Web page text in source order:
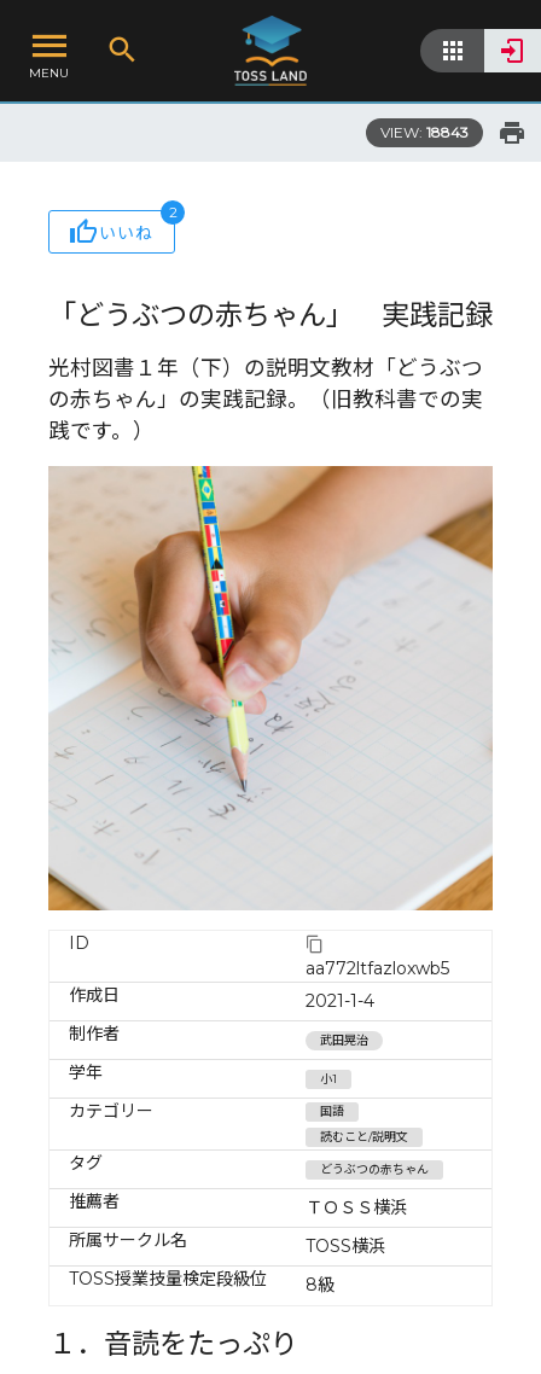
MENU
VIEW: 18843
いいね
2
「どうぶつの赤ちゃん」 実践記録
光村図書１年（下）の説明文教材「どうぶつ
の赤ちゃん」の実践記録。（旧教科書での実
践です。）
ID
aa772ltfazloxwb5
作成日
2021-1-4
制作者
武田晃治
学年 小1
カテゴリー
国語
読むこと/説明文
タグ どうぶつの赤ちゃん
推薦者
ＴＯＳＳ横浜
所属サークル名
TOSS横浜
TOSS授業技量検定段級位
8級
１．音読をたっぷり